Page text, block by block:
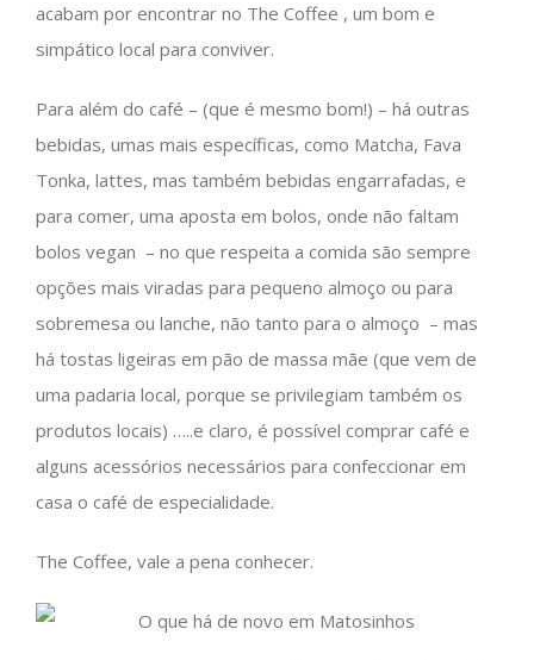
acabam por encontrar no The Coffee , um bom e
simpático local para conviver.
Para além do café – (que é mesmo bom!) – há outras
bebidas, umas mais específicas, como Matcha, Fava
Tonka, lattes, mas também bebidas engarrafadas, e
para comer, uma aposta em bolos, onde não faltam
bolos vegan – no que respeita a comida são sempre
opções mais viradas para pequeno almoço ou para
sobremesa ou lanche, não tanto para o almoço – mas
há tostas ligeiras em pão de massa mãe (que vem de
uma padaria local, porque se privilegiam também os
produtos locais) …..e claro, é possível comprar café e
alguns acessórios necessários para confeccionar em
casa o café de especialidade.
The Coffee, vale a pena conhecer.